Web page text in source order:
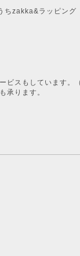
ちzakka&ラッピン
スもしています。
承ります。